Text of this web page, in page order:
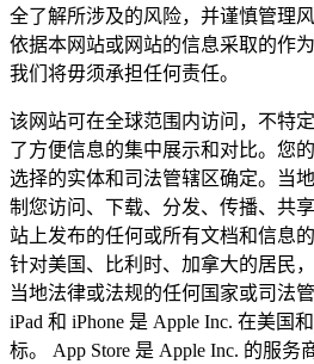
全了解所涉及的风险，并谨慎管理
依据本网站或网站的信息采取的作
我们将毋须承担任何责任。
该网站可在全球范围内访问，不特
了方便信息的集中展示和对比。您
选择的实体和司法管辖区确定。当
制您访问、下载、分发、传播、共
站上发布的任何或所有文档和信息
针对美国、比利时、加拿大的居民
当地法律或法规的任何国家或司法
iPad 和 iPhone 是 Apple Inc. 在美国
标。 App Store 是 Apple Inc. 的服务